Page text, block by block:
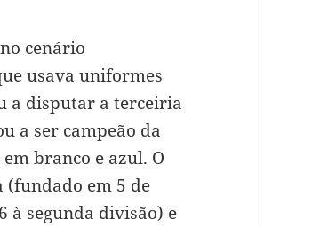
cenário
usava uniformes
a disputar a terceiria
a ser campeão da
branco e azul. O
em 5 de
à segunda divisão) e